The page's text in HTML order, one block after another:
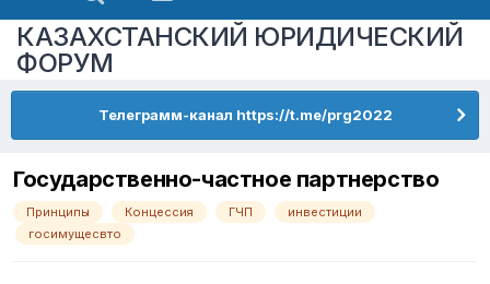
КАЗАХСТАНСКИЙ ЮРИДИЧЕСКИЙ
ФОРУМ
Телеграмм-канал https://t.me/prg2022
Государственно-частное партнерство
Принципы Концессия ГЧП
инвестиции
госимущесвто